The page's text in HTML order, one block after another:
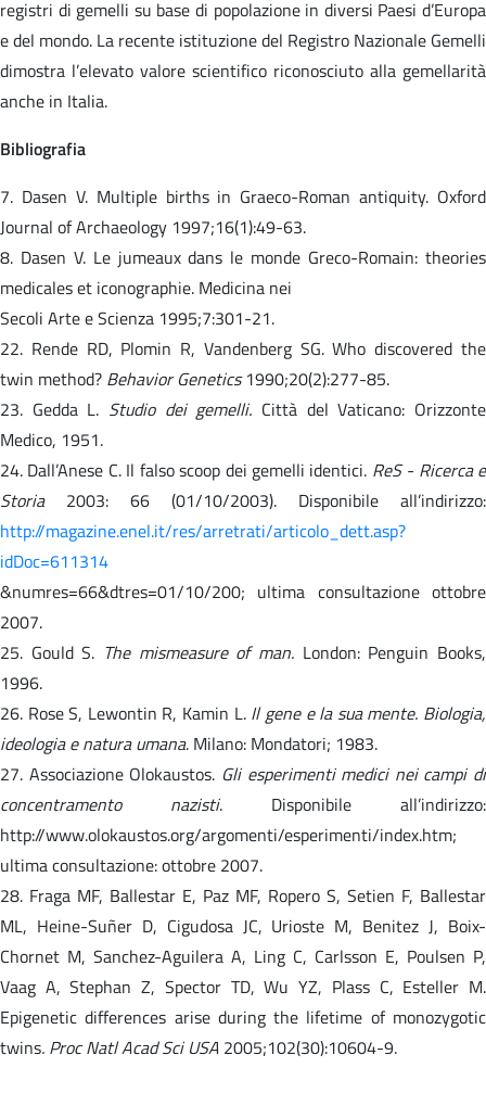
registri di gemelli su base di popolazione in diversi Paesi d’Europa
e del mondo. La recente istituzione del Registro Nazionale Gemelli
dimostra l’elevato valore scientifico riconosciuto alla gemellarità
anche in Italia.
Bibliografia
7. Dasen V. Multiple births in Graeco-Roman antiquity. Oxford
Journal of Archaeology 1997;16(1):49-63.
8. Dasen V. Le jumeaux dans le monde Greco-Romain: theories
medicales et iconographie. Medicina nei
Secoli Arte e Scienza 1995;7:301-21.
22. Rende RD, Plomin R, Vandenberg SG. Who discovered the
twin method? Behavior Genetics1990;20(2):277-85.
23. Gedda L. Studio dei gemelli. Città del Vaticano: Orizzonte
Medico, 1951.
24. Dall’Anese C. Il falso scoop dei gemelli identici. ReS - Ricerca e
Storia 2003: 66 (01/10/2003). Disponibile all’indirizzo:
http://magazine.enel.it/res/arretrati/articolo_dett.asp?
idDoc=611314
&numres=66&dtres=01/10/200; ultima consultazione ottobre
2007.
25. Gould S. The mismeasure of man. London: Penguin Books,
1996.
26. Rose S, Lewontin R, Kamin L. Il gene e la sua mente. Biologia,
ideologia e natura umana. Milano: Mondatori; 1983.
27. Associazione Olokaustos. Gli esperimenti medici nei campi di
concentramento nazisti. Disponibile all’indirizzo:
http://www.olokaustos.org/argomenti/esperimenti/index.htm;
ultima consultazione: ottobre 2007.
28. Fraga MF, Ballestar E, Paz MF, Ropero S, Setien F, Ballestar
ML, Heine-Suñer D, Cigudosa JC, Urioste M, Benitez J, Boix-
Chornet M, Sanchez-Aguilera A, Ling C, Carlsson E, Poulsen P,
Vaag A, Stephan Z, Spector TD, Wu YZ, Plass C, Esteller M.
Epigenetic differences arise during the lifetime of monozygotic
twins. Proc Natl Acad Sci USA 2005;102(30):10604-9.